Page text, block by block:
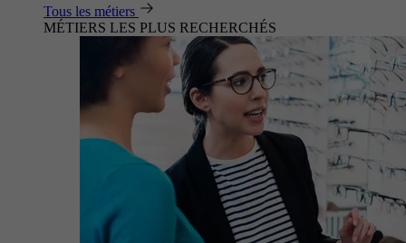
Tous les métiers
MÉTIERS LES PLUS RECHERCHÉS